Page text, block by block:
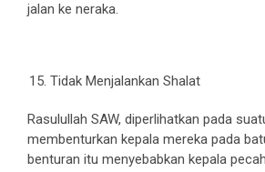
jalan ke neraka.
Tidak Menjalankan Shalat
Rasulullah SAW, diperlihatkan pada
membenturkan kepala mereka pada
benturan itu menyebabkan kepala